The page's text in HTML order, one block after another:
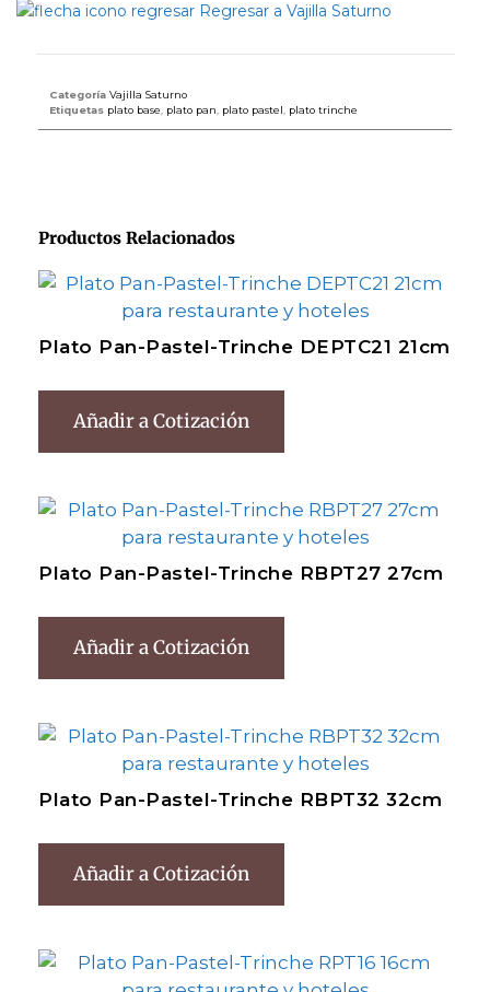
Regresar a Vajilla Saturno
Categoría Vajilla Saturno
Etiquetas plato base plato pan plato pastel plato trinche
Productos Relacionados
Plato Pan-Pastel-Trinche DEPTC21 21cm
Añadir a Cotización
Plato Pan-Pastel-Trinche RBPT27 27cm
Añadir a Cotización
Plato Pan-Pastel-Trinche RBPT32 32cm
Añadir a Cotización